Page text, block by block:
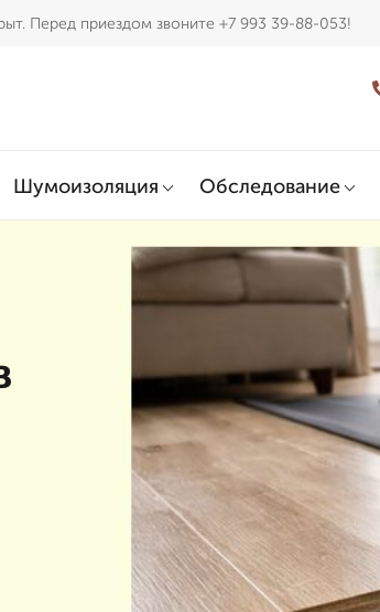
Перед приездом звоните +7 993 39-88-053!
Шумоизоляция Обследование